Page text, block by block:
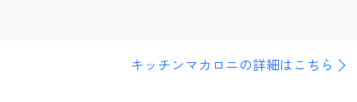
キッチンマカロニの詳細はこちら